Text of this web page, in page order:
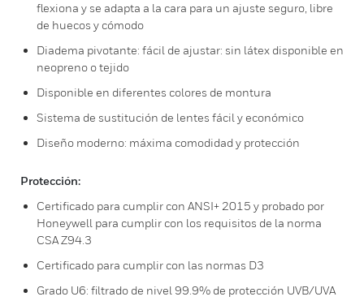
flexiona y se adapta a la cara para un ajuste seguro, libre
de huecos y cómodo
Diadema pivotante: fácil de ajustar: sin látex disponible en
neopreno o tejido
Disponible en diferentes colores de montura
Sistema de sustitución de lentes fácil y económico
Diseño moderno: máxima comodidad y protección
Protección:
Certificado para cumplir con ANSI+ 2015 y probado por
Honeywell para cumplir con los requisitos de la norma
CSA Z94.3
Certificado para cumplir con las normas D3
Grado U6: filtrado de nivel 99.9% de protección UVB/UVA